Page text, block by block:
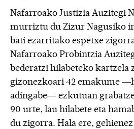
Nafarroako Justizia Auzitegi
murriztu du Zizur Nagusiko
bati ezarritako espetxe
Nafarroako Probintzia
bederatzi hilabeteko kartzela
gizonezkoari 42 emakume
adingabe— ezkutuan
90 urte, lau hilabete eta
du zigorra. Hala ere,